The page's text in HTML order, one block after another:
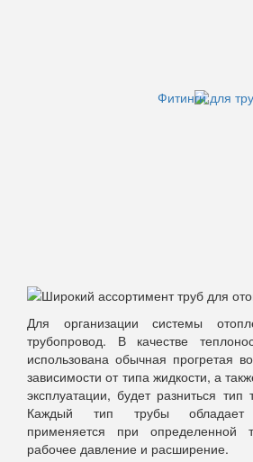
Для организации системы
трубопровод. В качестве
использована обычная прогретая
зависимости от типа жидкости, а
эксплуатации, будет разниться
Каждый тип трубы обладает
применяется при определенной
рабочее давление и расширение.